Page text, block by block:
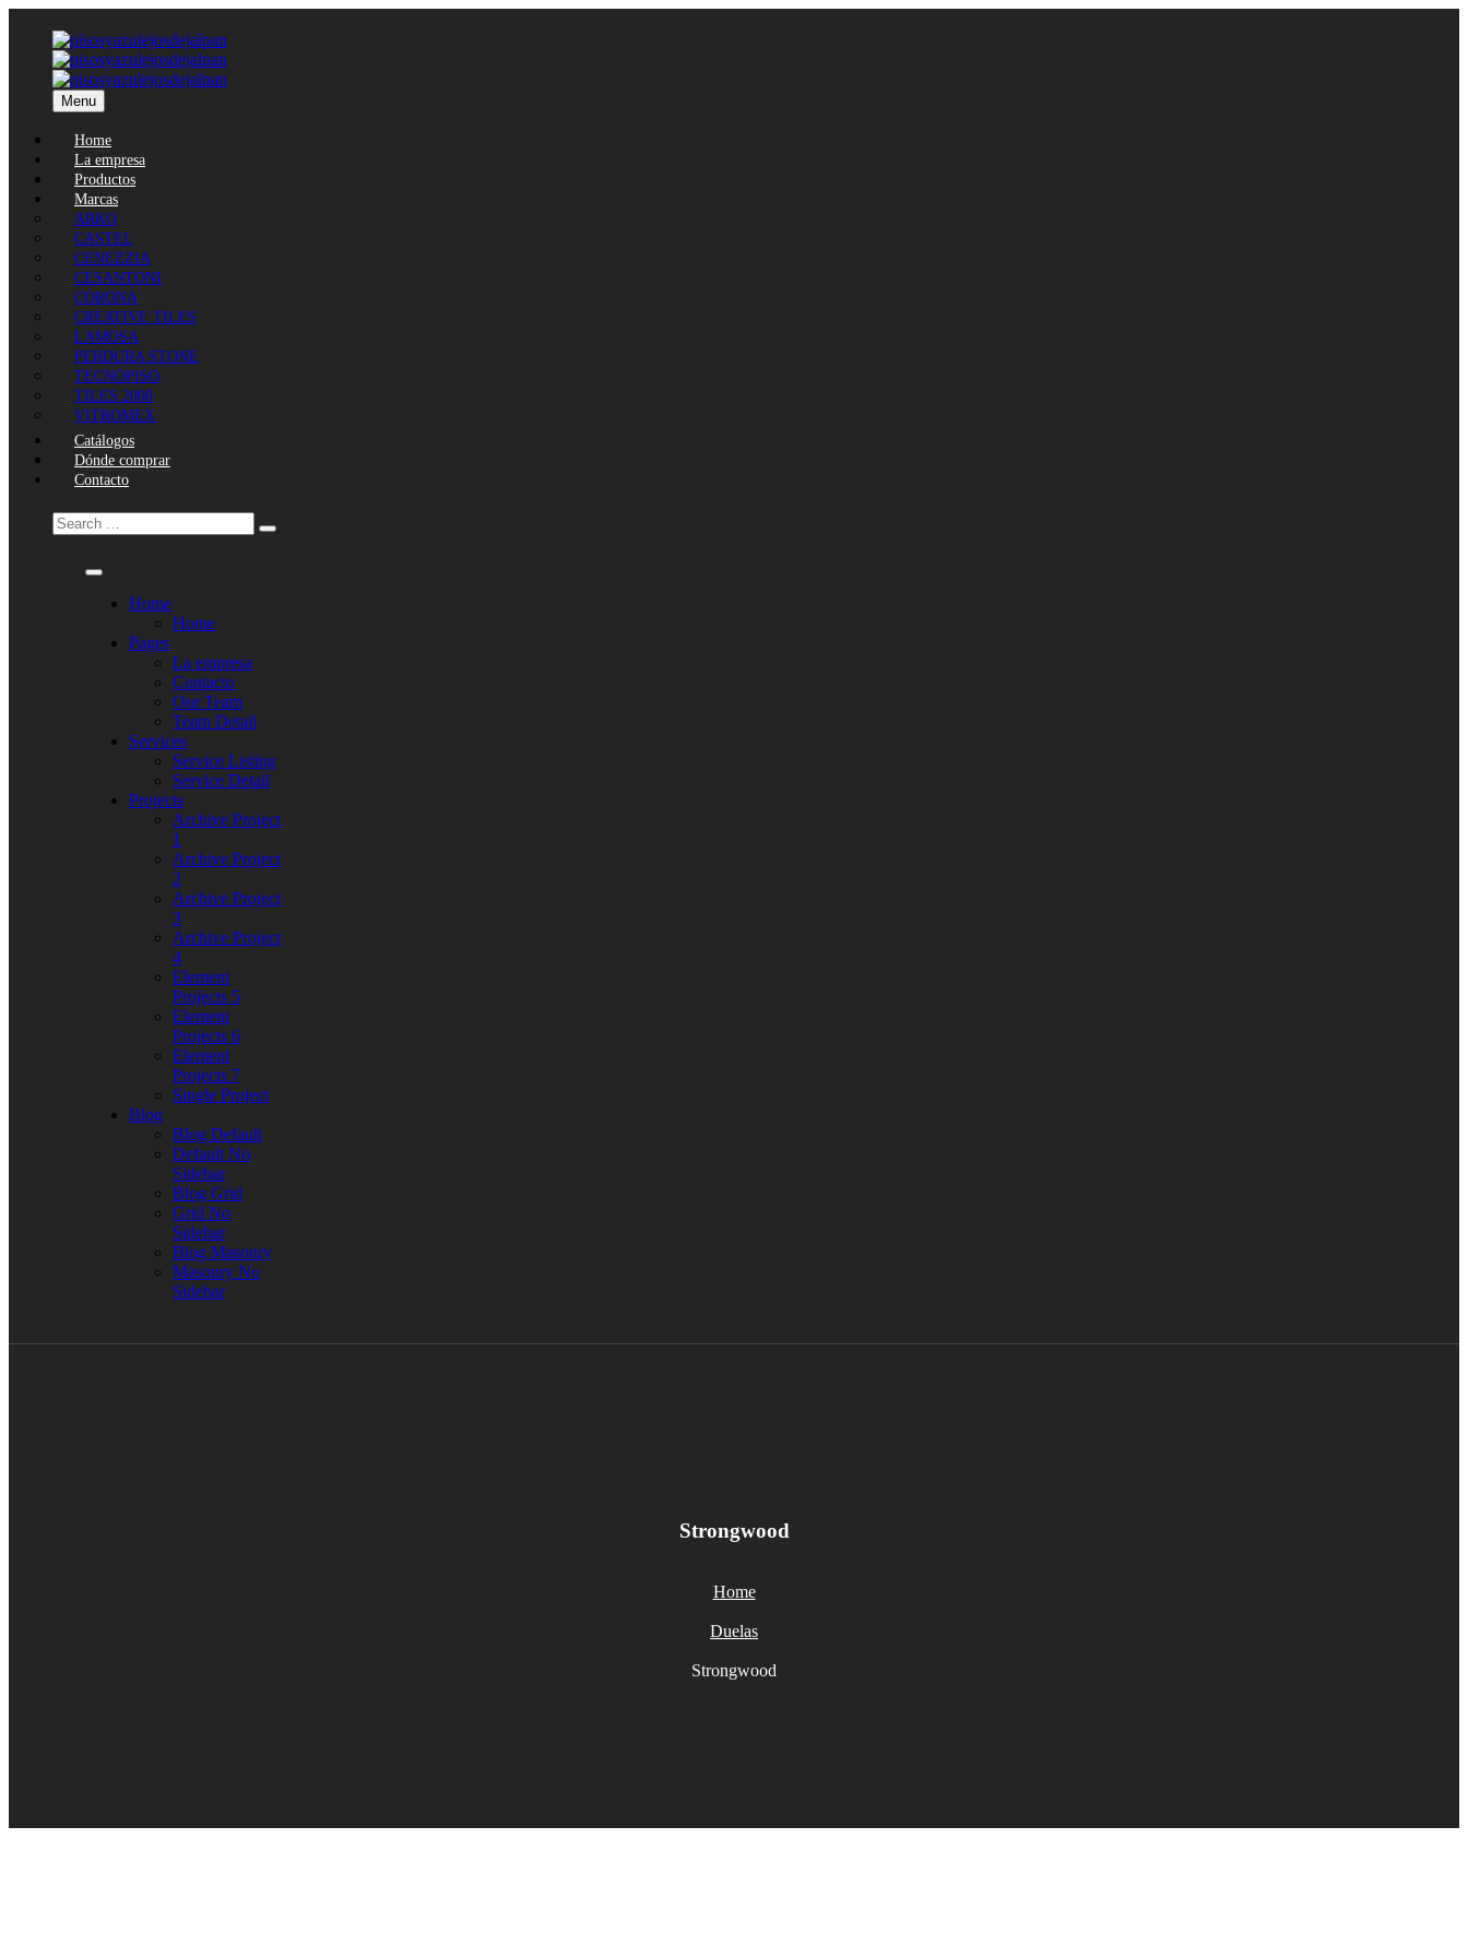
Menu
Home
La empresa
Productos
Marcas
ARKO
CASTEL
CENEZZIA
CESANTONI
CORONA
CREATIVE TILES
LAMOSA
PERDURA STONE
TECNOPISO
TILES 2000
VITROMEX
Catálogos
Dónde comprar
Contacto
Home
Home
Pages
La empresa
Contacto
Our Team
Team Detail
Services
Service Listing
Service Detail
Projects
Archive Project
1
Archive Project
2
Archive Project
3
Archive Project
4
Element
Projects 5
Element
Projects 6
Element
Projects 7
Single Project
Blog
Blog Default
Default No
Sidebar
Blog Grid
Grid No
Sidebar
Blog Masonry
Masonry No
Sidebar
Strongwood
Home
Duelas
Strongwood